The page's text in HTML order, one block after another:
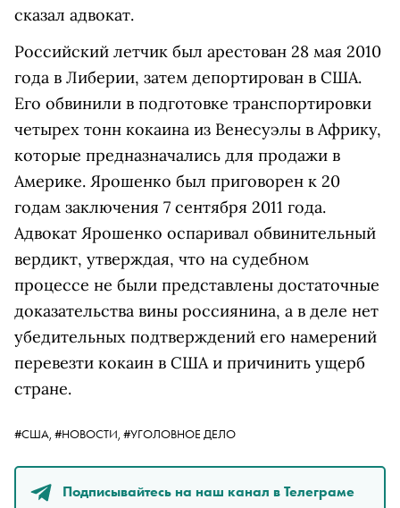
сказал адвокат.
Российский летчик был арестован 28 мая 2010
года в Либерии, затем депортирован в США.
Его обвинили в подготовке транспортировки
четырех тонн кокаина из Венесуэлы в Африку,
которые предназначались для продажи в
Америке. Ярошенко был приговорен к 20
годам заключения 7 сентября 2011 года.
Адвокат Ярошенко оспаривал обвинительный
вердикт, утверждая, что на судебном
процессе не были представлены достаточные
доказательства вины россиянина, а в деле нет
убедительных подтверждений его намерений
перевезти кокаин в США и причинить ущерб
стране.
#США, #НОВОСТИ, #УГОЛОВНОЕ ДЕЛО
Подписывайтесь на наш канал в Телеграме